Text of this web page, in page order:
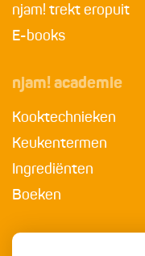
njam! trekt eropuit
E-books
njam! academie
Kooktechnieken
Keukentermen
Ingrediënten
Boeken